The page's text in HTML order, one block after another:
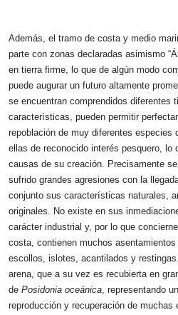
Además, el tramo de costa y medio
parte con zonas declaradas asimismo
en tierra firme, lo que de algún modo
puede augurar un futuro altamente
se encuentran comprendidos diferentes
características, pueden permitir
repoblación de muy diferentes especies
ellas de reconocido interés pesquero, lo
causas de su creación. Precisamente
sufrido grandes agresiones con la
conjunto sus características naturales,
originales. No existe en sus
carácter industrial y, por lo que
costa, contienen muchos
escollos, islotes, acantilados y
arena, que a su vez es recubierta en
de Posidonia oceánica, representando
reproducción y recuperación de